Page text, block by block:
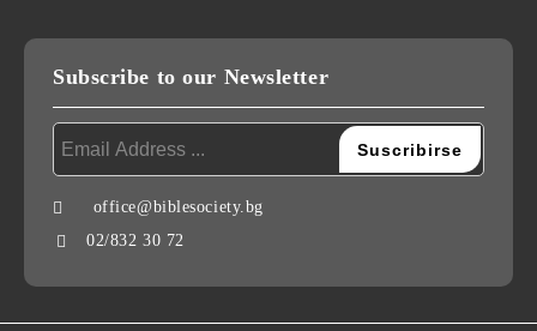
Subscribe to our Newsletter
office@biblesociety.bg
02/832 30 72